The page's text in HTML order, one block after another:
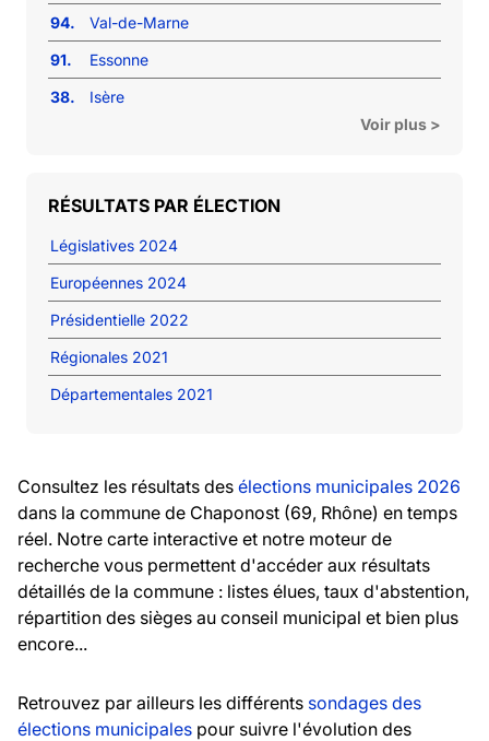
94.
Val-de-Marne
91.
Essonne
38.
Isère
Voir plus >
RÉSULTATS PAR ÉLECTION
Législatives 2024
Européennes 2024
Présidentielle 2022
Régionales 2021
Départementales 2021
Consultez les résultats des élections municipales 2026
dans la commune de Chaponost (69, Rhône) en temps
réel. Notre carte interactive et notre moteur de
recherche vous permettent d'accéder aux résultats
détaillés de la commune : listes élues, taux d'abstention,
répartition des sièges au conseil municipal et bien plus
encore...
Retrouvez par ailleurs les différents sondages des
élections municipales pour suivre l'évolution des